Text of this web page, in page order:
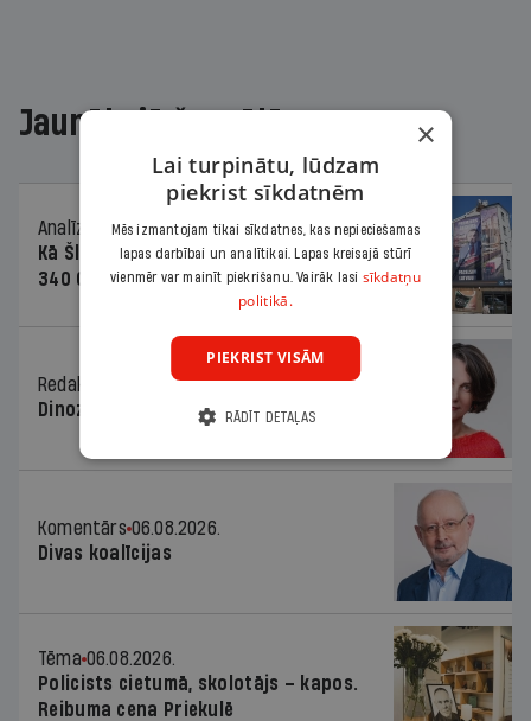
Jaunākajā žurnālā
Analīze
06.08.2026.
Kā Šlesera partija palika nesodīta par
340 000 vērtu reklāmas kampaņu
Redaktores sleja
06.08.2026.
Dinozaura triks
Komentārs 06.08.2026.
Divas koalīcijas
Tēma 06.08.2026.
Policists cietumā, skolotājs – kapos.
Reibuma cena Priekulē
×
Lai turpinātu, lūdzam
piekrist sīkdatnēm
Mēs izmantojam tikai sīkdatnes, kas nepieciešamas
lapas darbībai un analītikai. Lapas kreisajā stūrī
vienmēr var mainīt piekrišanu. Vairāk lasi sīkdatņu
politikā.
PIEKRIST VISĀM
RĀDĪT DETAĻAS